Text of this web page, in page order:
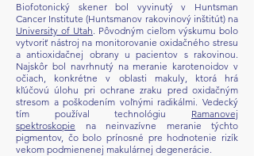
Biofotonický skener bol vyvinutý v Huntsman
Cancer Institute (Huntsmanov rakovinový inštitút) na
University of Utah. Pôvodným cieľom výskumu bolo
vytvoriť nástroj na monitorovanie oxidačného stresu
a antioxidačnej obrany u pacientov s rakovinou.
Najskôr bol navrhnutý na meranie karotenoidov v
očiach, konkrétne v oblasti makuly, ktorá hrá
kľúčovú úlohu pri ochrane zraku pred oxidačným
stresom a poškodením voľnými radikálmi. Vedecký
tím používal technológiu Ramanovej
spektroskopie na neinvazívne meranie týchto
pigmentov, čo bolo prínosné pre hodnotenie rizík
vekom podmienenej makulárnej degenerácie.